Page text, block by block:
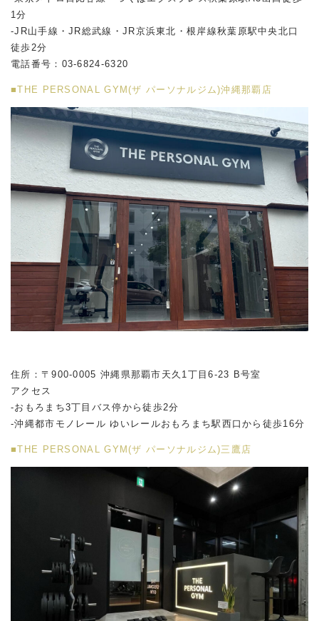
1分
-JR山手線・JR総武線・JR京浜東北・根岸線秋葉原駅中央北口
徒歩2分
電話番号：03-6824-6320
■THE PERSONAL GYM(ザ パーソナルジム)沖縄那覇店
住所：〒900-0005 沖縄県那覇市天久1丁目6-23 B号室
アクセス
-おもろまち3丁目バス停から徒歩2分
-沖縄都市モノレール ゆいレールおもろまち駅西口から徒歩16分
■THE PERSONAL GYM(ザ パーソナルジム)三鷹店